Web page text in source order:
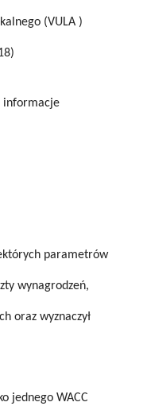
(VULA )
informacje
parametrów
wynagrodzeń,
oraz wyznaczył
jednego WACC